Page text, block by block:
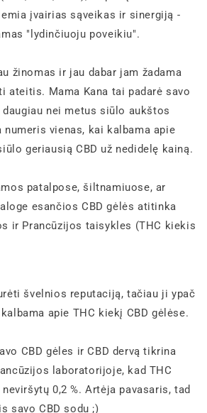
įvairias sąveikas ir sinergiją -
"lydinčiuoju poveikiu".
žinomas ir jau dabar jam žadama
ateitis. Mama Kana tai padarė savo
nei metus siūlo aukštos
numeris vienas, kai kalbama apie
geriausią CBD už nedidelę kainą.
patalpose, šiltnamiuose, ar
esančios CBD gėlės atitinka
ir Prancūzijos taisykles (THC kiekis
švelnios reputaciją, tačiau ji ypač
apie THC kiekį CBD gėlėse.
CBD gėles ir CBD dervą tikrina
laboratorijoje, kad THC
0,2 %. Artėja pavasaris, tad
savo CBD sodu ;)